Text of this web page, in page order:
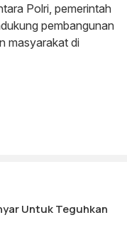
Polri, pemerintah
pembangunan
masyarakat di
Untuk Teguhkan